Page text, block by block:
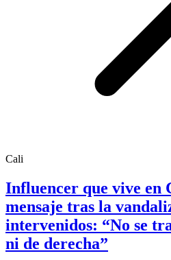
Cali
Influencer que vive en
mensaje tras la
intervenidos: “No se
ni de derecha”